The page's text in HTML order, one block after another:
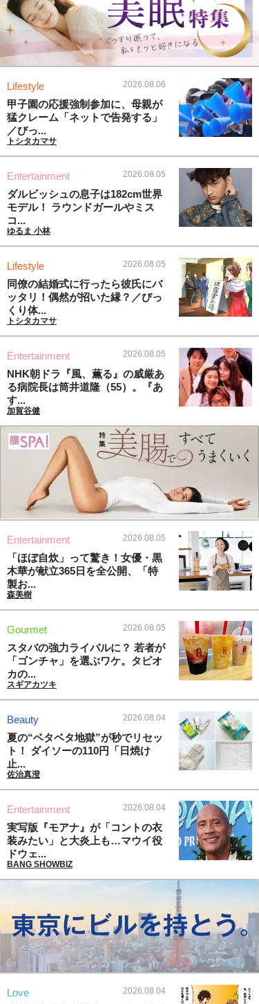
Lifestyle 2026.08.06
甲子園の応援強制参加に、母親が
猛クレーム「ネットで告発する」
／びっ...
トシタカマサ
Entertainment 2026.08.05
ダルビッシュの息子は182cm世界
モデル！ ラウンドガールやミス
コ...
ゆるま 小林
Lifestyle 2026.08.05
同僚の結婚式に行ったら彼氏にバ
ッタリ！偶然が招いた縁？／びっ
くり体...
トシタカマサ
Entertainment 2026.08.05
NHK朝ドラ『風、薫る』の威厳あ
る病院長は筒井道隆（55）。『あ
す...
加賀谷健
Entertainment 2026.08.05
「ほぼ自炊」って驚き！女優・黒
木華が献立365日を全公開、「特
製お...
森美樹
Gourmet 2026.08.05
スタバの強力ライバルに？ 若者が
「ゴンチャ」を選ぶワケ。タピオ
カの...
スギアカツキ
Beauty 2026.08.04
夏の“ベタベタ地獄”が秒でリセッ
ト！ ダイソーの110円「日焼け
止...
佐治真澄
Entertainment 2026.08.04
実写版『モアナ』が「コントの衣
装みたい」と大炎上も…マウイ役
ドウェ...
BANG SHOWBIZ
Love 2026.08.04